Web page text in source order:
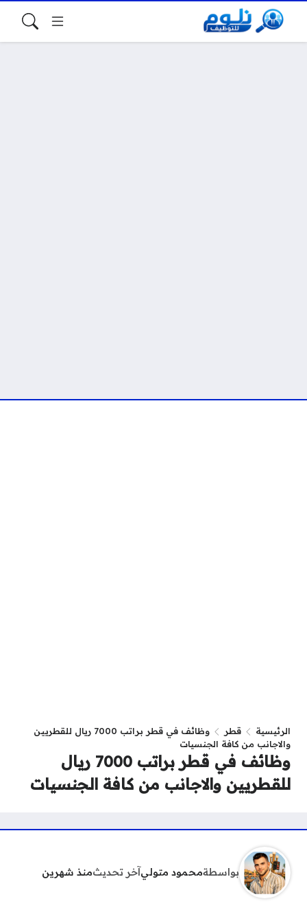
الرئيسية قطر
وظائف في قطر براتب 7000 ريال للقطريين
والاجانب من كافة الجنسيات
وظائف في قطر براتب 7000 ريال
للقطريين والاجانب من كافة الجنسيات
بواسطةمحمود متوليآخر تحديثمنذ شهرين